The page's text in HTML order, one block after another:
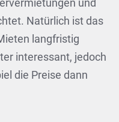
und
Natürlich ist das
langfristig
interessant, jedoch
die Preise dann